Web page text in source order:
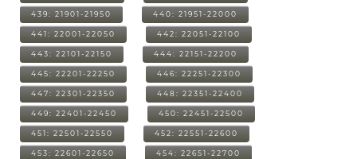
439: 21901-21950 440: 21951-22000
441: 22001-22050 442: 22051-22100
443: 22101-22150 444: 22151-22200
445: 22201-22250 446: 22251-22300
447: 22301-22350 448: 22351-22400
449: 22401-22450 450: 22451-22500
451: 22501-22550 452: 22551-22600
453: 22601-22650 454: 22651-22700